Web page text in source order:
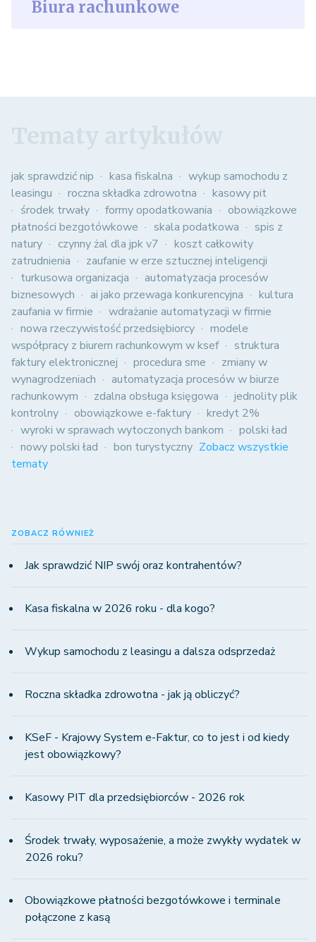
Biura rachunkowe
jak sprawdzić nip kasa fiskalna
wykup samochodu z
leasingu
roczna składka zdrowotna
kasowy pit
środek trwały
formy opodatkowania
obowiązkowe
płatności bezgotówkowe
skala podatkowa
spis z
natury
czynny żal dla jpk v7
koszt całkowity
zatrudnienia
zaufanie w erze sztucznej inteligencji
turkusowa organizacja
automatyzacja procesów
biznesowych
ai jako przewaga konkurencyjna
kultura
zaufania w firmie
wdrażanie automatyzacji w firmie
nowa rzeczywistość przedsiębiorcy
modele
współpracy z biurem rachunkowym w ksef
struktura
faktury elektronicznej
procedura sme
zmiany w
wynagrodzeniach
automatyzacja procesów w biurze
rachunkowym
zdalna obsługa księgowa
jednolity plik
kontrolny
obowiązkowe e-faktury
kredyt 2%
wyroki w sprawach wytoczonych bankom
polski ład
nowy polski ład
bon turystyczny Zobacz wszystkie
tematy
ZOBACZ RÓWNIEŻ
Jak sprawdzić NIP swój oraz kontrahentów?
Kasa fiskalna w 2026 roku - dla kogo?
Wykup samochodu z leasingu a dalsza odsprzedaż
Roczna składka zdrowotna - jak ją obliczyć?
KSeF - Krajowy System e-Faktur, co to jest i od kiedy
jest obowiązkowy?
Kasowy PIT dla przedsiębiorców - 2026 rok
Środek trwały, wyposażenie, a może zwykły wydatek w
2026 roku?
Obowiązkowe płatności bezgotówkowe i terminale
połączone z kasą